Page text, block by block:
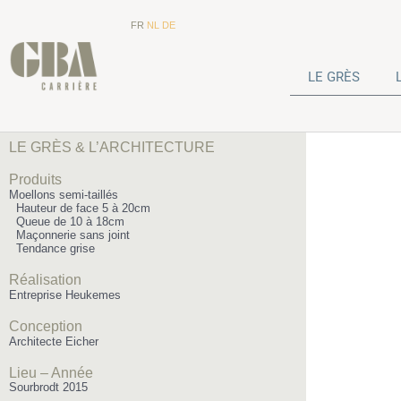
FR NL DE
LE GRÈS
LE GRÈS & L’ARCHITECTURE
Produits
Moellons semi-taillés
Hauteur de face 5 à 20cm
Queue de 10 à 18cm
Maçonnerie sans joint
Tendance grise
Réalisation
Entreprise Heukemes
Conception
Architecte Eicher
Lieu – Année
Sourbrodt 2015